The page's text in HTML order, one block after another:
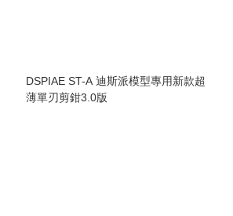
DSPIAE ST-A 迪斯派模型專用新款超
薄單刃剪鉗3.0版